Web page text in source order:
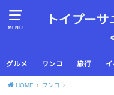
MENU
トイプー
グルメ ワンコ 旅行
HOME ワンコ